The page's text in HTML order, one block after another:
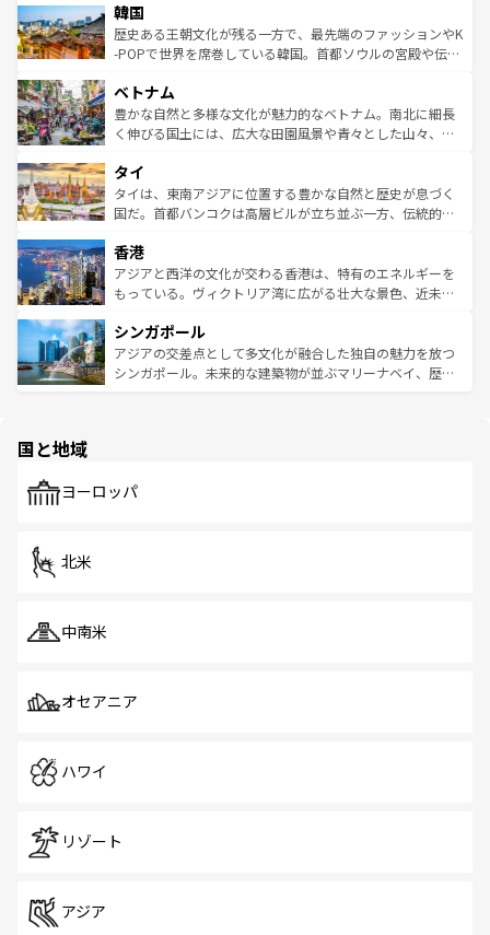
ワイを、存分に味わってほしい。 なお、新着のハワイ情報
はコンテンツ一覧を参照してほしい。
いる。アクティビティも充実しており、サーフィンやダイ
ビング、ハイキングなど、アウトドア好きにはたまらな
い。オーストラリアの多彩な魅力を存分に味わいつくそ
参照してほしい。
ン）、静ひつな山岳地帯である台湾東部など、都市の喧騒
と山間の静けさが共存しており、訪れる人に新しい発見と
驚きをもたらしてくれる。また、奥深い台湾の食文化も魅
容にもいいと評判のスイーツなど、バラエティ豊かな料理
が味わえる。 なお、新着の台湾情報は コンテンツ一覧を参
照してほしい。
韓国
歴史ある王朝文化が残る一方で、最先端のファッションやK
-POPで世界を席巻している韓国。首都ソウルの宮殿や伝統
き、地方に足を延ばせば四季折々の自然美を楽しむことが
できる。そして、キムチや焼肉、絶品のストリートフード
まで、さまざまな韓国料理が待っている。夜には、韓国な
リティに包まれながら、韓国の多彩な魅力を心ゆくまで味
わってみてほしい。 なお、新着の韓国情報はコンテンツ一
覧を参照してほしい。
ベトナム
豊かな自然と多様な文化が魅力的なベトナム。南北に細長
く伸びる国土には、広大な田園風景や青々とした山々、世
急速な発展と共に伝統が息づく。ハノイの古い町並みやホ
ーチミン市のフランス統治時代の建物も、独特の雰囲気を
醸し出している。また、バラエティの豊かさとおいしさで
とつ。フォーやバインミー、ベトナムコーヒーなどは、ぜ
ひ現地で味わいたい。どの地域を訪れてもあたたかい人々
が旅行者を迎えてくれるので、きっと忘れられない旅にな
参照してほしい。
タイ
タイは、東南アジアに位置する豊かな自然と歴史が息づく
国だ。首都バンコクは高層ビルが立ち並ぶ一方、伝統的な
の活気が交差している。北部ではチェンマイなどの山岳地
帯で自然と触れ合い、南部ではプーケットやクラビの美し
いビーチでリゾート気分を楽しむことができる。タイ料理
激する。気候は一年中温暖で、どの季節にも異なる楽しみ
が待っている。親しみやすいタイの人々、仏教を中心とし
た文化、そして多様な観光資源が、訪れる旅人を魅了し続
香港
アジアと西洋の文化が交わる香港は、特有のエネルギーを
もっている。ヴィクトリア湾に広がる壮大な景色、近未来
み、どこを訪れても感動するはず。観光スポットが密集し
ており、効率よく見どころを回れるのも魅力。息をのむよ
うな絶景から文化的な体験まで、香港を存分に楽しみ尽く
シンガポール
アジアの交差点として多文化が融合した独自の魅力を放つ
シンガポール。未来的な建築物が並ぶマリーナベイ、歴史
で、ホーカーズは地元の風情を楽しめる外せないスポット
国と地域
ヨーロッパ
北米
中南米
オセアニア
ハワイ
リゾート
アジア